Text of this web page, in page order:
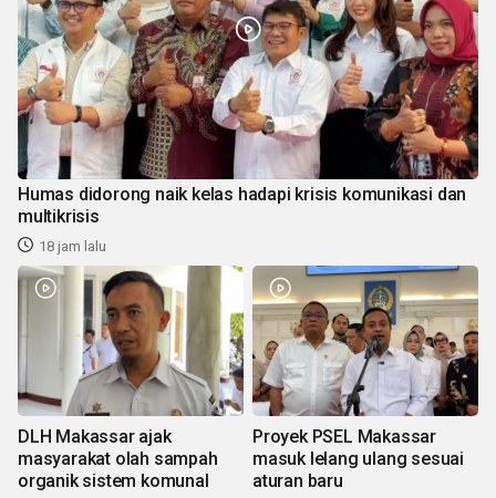
Humas didorong naik kelas hadapi krisis komunikasi dan
multikrisis
18 jam lalu
DLH Makassar ajak
masyarakat olah sampah
organik sistem komunal
Proyek PSEL Makassar
masuk lelang ulang sesuai
aturan baru